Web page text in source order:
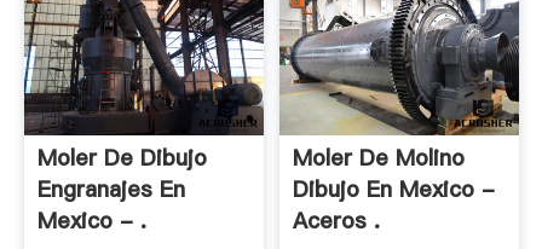
Moler De Dibujo
Engranajes En
Mexico - .
Moler De Molino
Dibujo En Mexico -
Aceros .